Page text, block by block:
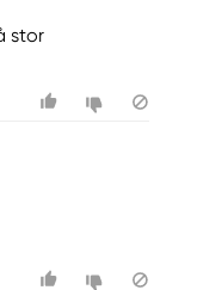
stor